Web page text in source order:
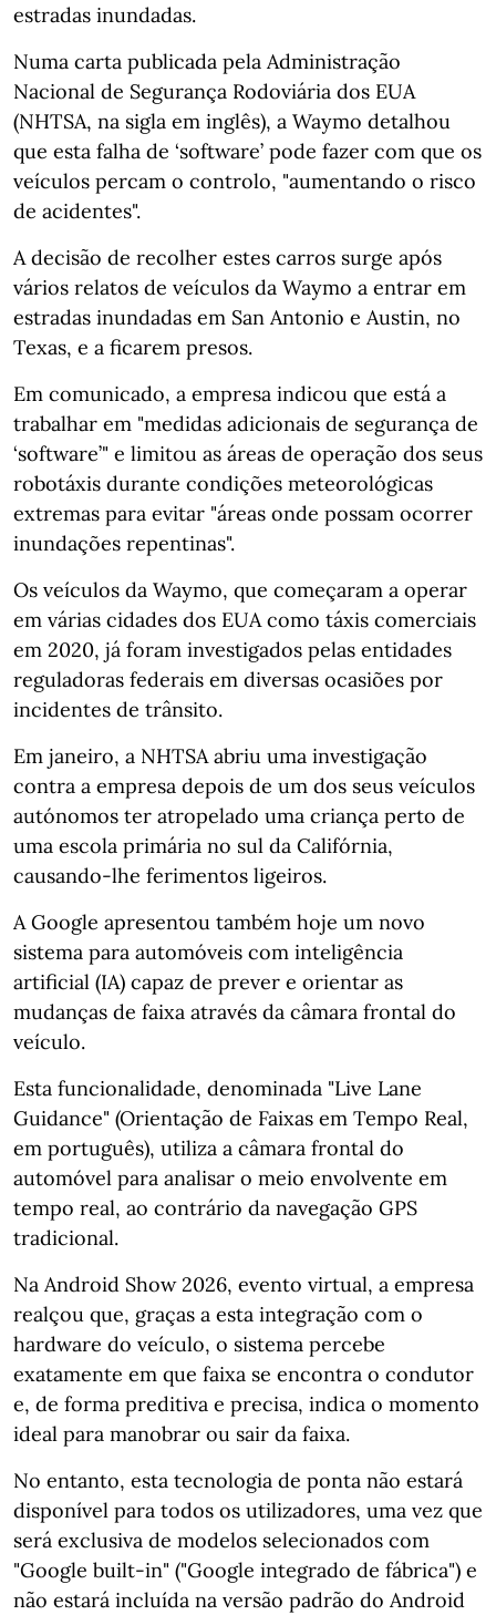
estradas inundadas.
Numa carta publicada pela Administração
Nacional de Segurança Rodoviária dos EUA
(NHTSA, na sigla em inglês), a Waymo detalhou
que esta falha de ‘software’ pode fazer com que os
veículos percam o controlo, "aumentando o risco
de acidentes".
A decisão de recolher estes carros surge após
vários relatos de veículos da Waymo a entrar em
estradas inundadas em San Antonio e Austin, no
Texas, e a ficarem presos.
Em comunicado, a empresa indicou que está a
trabalhar em "medidas adicionais de segurança de
‘software’" e limitou as áreas de operação dos seus
robotáxis durante condições meteorológicas
extremas para evitar "áreas onde possam ocorrer
inundações repentinas".
Os veículos da Waymo, que começaram a operar
em várias cidades dos EUA como táxis comerciais
em 2020, já foram investigados pelas entidades
reguladoras federais em diversas ocasiões por
incidentes de trânsito.
Em janeiro, a NHTSA abriu uma investigação
contra a empresa depois de um dos seus veículos
autónomos ter atropelado uma criança perto de
uma escola primária no sul da Califórnia,
causando-lhe ferimentos ligeiros.
A Google apresentou também hoje um novo
sistema para automóveis com inteligência
artificial (IA) capaz de prever e orientar as
mudanças de faixa através da câmara frontal do
veículo.
Esta funcionalidade, denominada "Live Lane
Guidance" (Orientação de Faixas em Tempo Real,
em português), utiliza a câmara frontal do
automóvel para analisar o meio envolvente em
tempo real, ao contrário da navegação GPS
tradicional.
Na Android Show 2026, evento virtual, a empresa
realçou que, graças a esta integração com o
hardware do veículo, o sistema percebe
exatamente em que faixa se encontra o condutor
e, de forma preditiva e precisa, indica o momento
ideal para manobrar ou sair da faixa.
No entanto, esta tecnologia de ponta não estará
disponível para todos os utilizadores, uma vez que
será exclusiva de modelos selecionados com
"Google built-in" ("Google integrado de fábrica") e
não estará incluída na versão padrão do Android